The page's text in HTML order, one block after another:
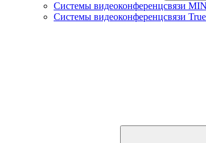
Системы видеоконференцсвязи
Системы видеоконференцсвязи